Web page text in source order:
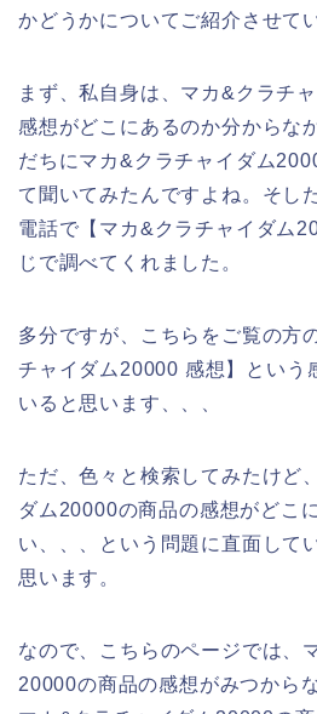
かどうかについてご紹介させて
まず、私自身は、マカ&クラチ
感想がどこにあるのか分からな
だちにマカ&クラチャイダム
て聞いてみたんですよね。そし
電話で【マカ&クラチャイダム
じで調べてくれました。
多分ですが、こちらをご覧の方
チャイダム20000 感想】という
いると思います、、、
ただ、色々と検索してみたけど
ダム20000の商品の感想がどこ
い、、、という問題に直面して
思います。
なので、こちらのページでは、
20000の商品の感想がみつから